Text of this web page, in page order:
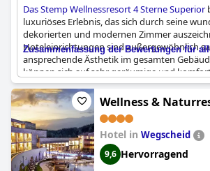
Das Stemp Wellnessresort 4 Sterne Superior
luxuriöses Erlebnis, das sich durch seine
dekorierten und modernen Zimmer
Hoteleinrichtungen sind außergewöhnlich
ansprechende Ästhetik im gesamten
können sich auf sehr geräumige und
freuen, die zum luxuriösen
schöne Spa-Bereich ist ein herausragendes
zahlreichen Wahlmöglichkeiten, der ein
Erlebnis bietet. Der große Garten und seine
verstärken die ruhige Atmosphäre des
trägt das höfliche Personal maßgeblich zu
und hochwertigen Service bei, den die Gäste
Zusammenfassung der Bewertungen für
Wellness &
Hotel in Wegscheid
9,6 Hervorragend